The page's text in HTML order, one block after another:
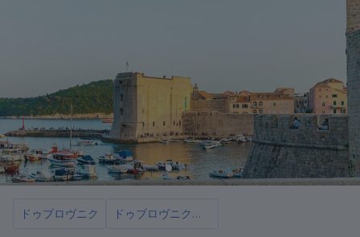
ドゥブロヴニク ドゥブロヴニクのベストツアー7選